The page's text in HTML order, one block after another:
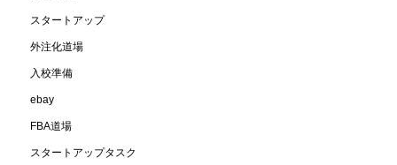
スタートアップ
外注化道場
入校準備
ebay
FBA道場
スタートアップタスク